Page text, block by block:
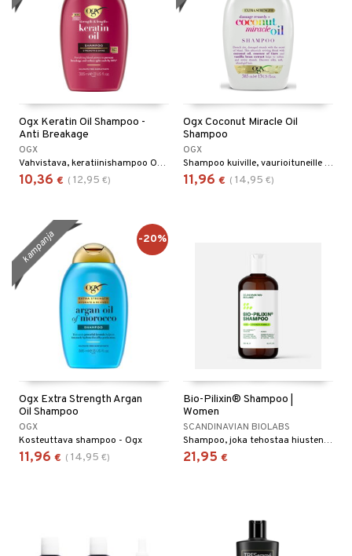
Ogx Keratin Oil Shampoo -
Anti Breakage
OGX
Vahvistava, keratiinishampoo OGXlta
10,36 € ( 12,95 €)
Ogx Coconut Miracle Oil
Shampoo
OGX
Shampoo kuiville, vaurioituneille tai käsitellyille hiuksille - Ogx
11,96 € ( 14,95 €)
Ogx Extra Strength Argan
Oil Shampoo
OGX
Kosteuttava shampoo - Ogx
11,96 € ( 14,95 €)
kampanja -20%
Bio-Pilixin® Shampoo |
Women
SCANDINAVIAN BIOLABS
Shampoo, joka tehostaa hiusten kasvua, tiheyttä ja laatua.
21,95 €